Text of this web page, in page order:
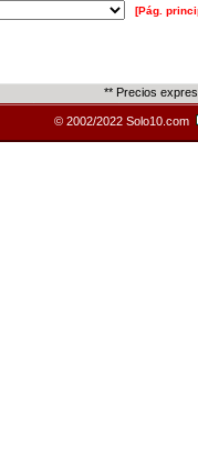
[Pág.
** Precios
© 2002/2022 Solo10.com